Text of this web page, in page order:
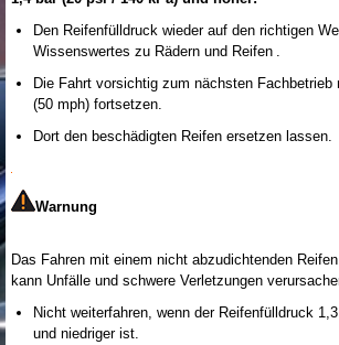
Den Reifenfülldruck wieder auf den richtigen
Wissenswertes zu Rädern und Reifen .
Die Fahrt vorsichtig zum nächsten
(50 mph) fortsetzen.
Dort den beschädigten Reifen ersetzen lassen.
Warnung
Das Fahren mit einem nicht abzudichtenden
kann Unfälle und schwere Verletzungen
Nicht weiterfahren, wenn der Reifenfülldruck
und niedriger ist.